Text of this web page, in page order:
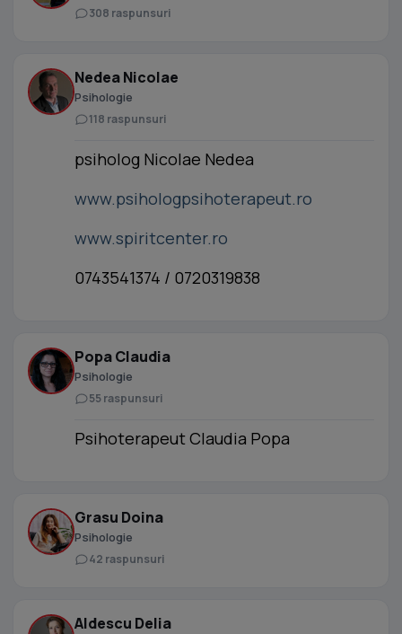
308 raspunsuri
Nedea Nicolae
Psihologie
118 raspunsuri
psiholog Nicolae Nedea
www.psihologpsihoterapeut.ro
www.spiritcenter.ro
0743541374 / 0720319838
Popa Claudia
Psihologie
55 raspunsuri
Psihoterapeut Claudia Popa
Grasu Doina
Psihologie
42 raspunsuri
Aldescu Delia